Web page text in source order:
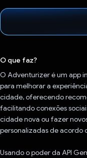
O que faz?
O Adventurizer é um app
para melhorar a
cidade, oferecendo
facilitando conexões
cidade nova ou fazer
personalizadas de acordo
Usando o poder da API